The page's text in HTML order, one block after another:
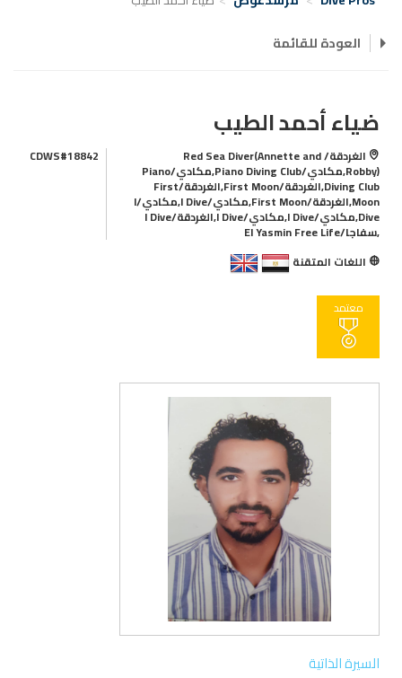
العودة للقائمة
ضياء أحمد الطيب
الغردقة/ Red Sea Diver(Annette and
Robby),مكادي/Piano Diving Club,مكادي/Piano
Diving Club,الغردقة/First Moon,الغردقة/First
Moon,الغردقة/First Moon,مكادي/I Dive,مكادي/I
Dive,مكادي/I Dive,مكادي/I Dive,الغردقة/I Dive
,سفاجا/El Yasmin Free Life
CDWS#18842
اللغات المتقنة
معتمد
السيرة الذاتية